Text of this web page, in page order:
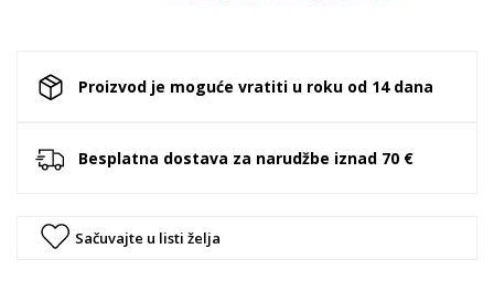
Proizvod je moguće vratiti u roku od 14 dana
Besplatna dostava za narudžbe iznad 70 €
Sačuvajte u listi želja